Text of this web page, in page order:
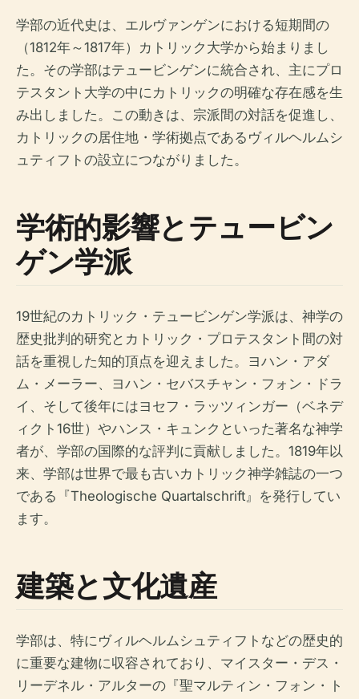
学部の近代史は、エルヴァンゲンにおける短期間の
（1812年～1817年）カトリック大学から始まりまし
た。その学部はテュービンゲンに統合され、主にプロ
テスタント大学の中にカトリックの明確な存在感を生
み出しました。この動きは、宗派間の対話を促進し、
カトリックの居住地・学術拠点であるヴィルヘルムシ
ュティフトの設立につながりました。
学術的影響とテュービン
ゲン学派
19世紀のカトリック・テュービンゲン学派は、神学の
歴史批判的研究とカトリック・プロテスタント間の対
話を重視した知的頂点を迎えました。ヨハン・アダ
ム・メーラー、ヨハン・セバスチャン・フォン・ドラ
イ、そして後年にはヨセフ・ラッツィンガー（ベネデ
ィクト16世）やハンス・キュンクといった著名な神学
者が、学部の国際的な評判に貢献しました。1819年以
来、学部は世界で最も古いカトリック神学雑誌の一つ
である『Theologische Quartalschrift』を発行してい
ます。
建築と文化遺産
学部は、特にヴィルヘルムシュティフトなどの歴史的
に重要な建物に収容されており、マイスター・デス・
リーデネル・アルターの『聖マルティン・フォン・ト